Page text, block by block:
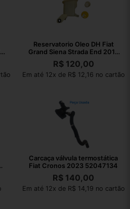
Reservatorio Oleo DH Fiat
Grand Siena Strada End 2013
050535
R$120,00
Em até 12x de R$ 12,16 no cartão
Carcaça válvula termostática
Fiat Cronos 2023 52047134
R$ 140,00
Em até 12x de R$ 14,19 no cartão